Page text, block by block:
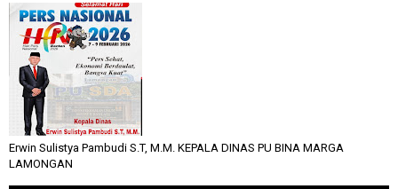
Erwin Sulistya Pambudi S.T, M.M. KEPALA DINAS PU BINA MARGA
LAMONGAN